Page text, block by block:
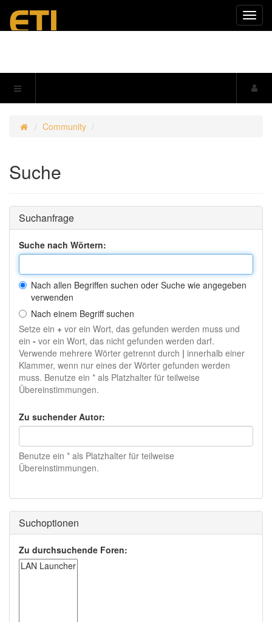
Community
Suche
Suchanfrage
Suche nach Wörtern:
Nach allen Begriffen suchen oder Suche wie angegeben
verwenden
Nach einem Begriff suchen
Setze ein + vor ein Wort, das gefunden werden muss und
ein - vor ein Wort, das nicht gefunden werden darf.
Verwende mehrere Wörter getrennt durch | innerhalb einer
Klammer, wenn nur eines der Wörter gefunden werden
muss. Benutze ein * als Platzhalter für teilweise
Übereinstimmungen.
Zu suchender Autor:
Benutze ein * als Platzhalter für teilweise
Übereinstimmungen.
Suchoptionen
Zu durchsuchende Foren: